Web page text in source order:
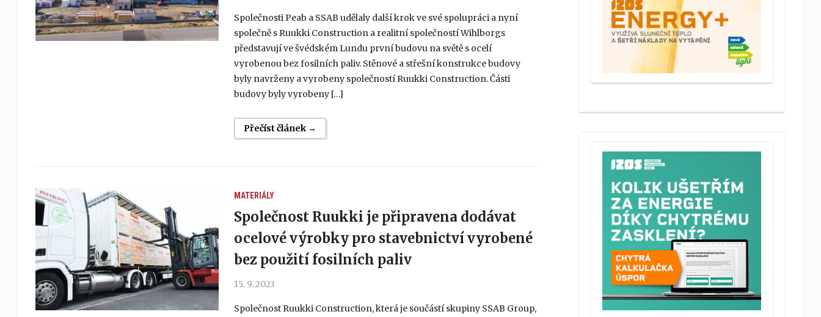
Společnosti Peab a SSAB udělaly další krok ve své spolupráci a nyní
společně s Ruukki Construction a realitní společností Wihlborgs
představují ve švédském Lundu první budovu na světě s ocelí
vyrobenou bez fosilních paliv. Stěnové a střešní konstrukce budovy
byly navrženy a vyrobeny společností Ruukki Construction. Části
budovy byly vyrobeny […]
Přečíst článek →
MATERIÁLY
Společnost Ruukki je připravena dodávat
ocelové výrobky pro stavebnictví vyrobené
bez použití fosilních paliv
15. 9. 2023
Společnost Ruukki Construction, která je součástí skupiny SSAB Group,